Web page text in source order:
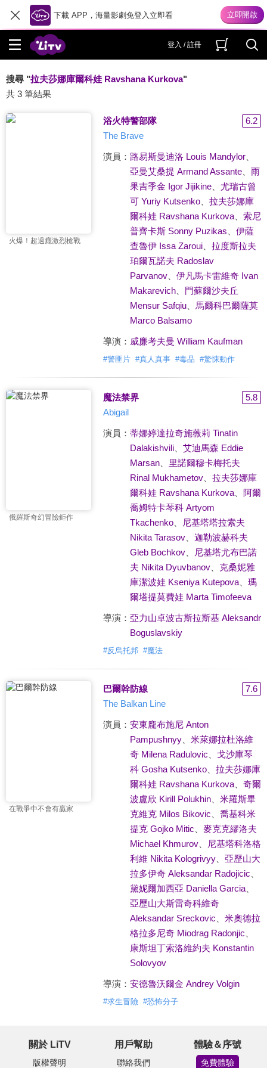
下載 APP，海量影劇免登入立即看
登入 / 註冊
搜尋 "拉夫莎娜庫爾科娃 Ravshana Kurkova"
共 3 筆結果
火爆！超過癮激烈槍戰
浴火特警部隊
6.2
The Brave
演員： 路易斯曼迪洛 Louis Mandylor、
亞曼艾桑提 Armand Assante、 雨
果吉季金 Igor Jijikine、 尤瑞古曾
可 Yuriy Kutsenko、 拉夫莎娜庫
爾科娃 Ravshana Kurkova、 索尼
普齊卡斯 Sonny Puzikas
伊薩
查魯伊 Issa Zaroui、 拉度斯拉夫
珀爾瓦諾夫 Radoslav
Parvanov、 伊凡馬卡雷維奇 Ivan
Makarevich、 門蘇爾沙夫丘
Mensur Safqiu、 馬爾科巴爾薩莫
Marco Balsamo
導演： 威廉考夫曼 William Kaufman
#警匪片 #真人真事 #毒品 #驚悚動作
俄羅斯奇幻冒險鉅作
魔法禁界
5.8
Abigail
演員： 蒂娜婷達拉奇施薇莉 Tinatin
Dalakishvili、 艾迪馬森 Eddie
Marsan、 里諾爾穆卡梅托夫
Rinal Mukhametov、 拉夫莎娜庫
爾科娃 Ravshana Kurkova、 阿爾
喬姆特卡琴科 Artyom
Tkachenko、
尼基塔塔拉索夫
Nikita Tarasov、 迦勒波赫科夫
Gleb Bochkov、
尼基塔尤布巴諾
夫 Nikita Dyuvbanov、 克桑妮雅
庫潔波娃 Kseniya Kutepova、 瑪
爾塔提莫費娃 Marta Timofeeva
導演： 亞力山卓波古斯拉斯基 Aleksandr
Boguslavskiy
#反烏托邦 #魔法
在戰爭中不會有贏家
巴爾幹防線
7.6
The Balkan Line
演員： 安東龐布施尼 Anton
Pampushnyy、 米萊娜拉杜洛維
奇 Milena Radulovic
戈沙庫琴
科 Gosha Kutsenko、 拉夫莎娜庫
爾科娃 Ravshana Kurkova、 奇爾
波盧欣 Kirill Polukhin、 米羅斯畢
克維克 Milos Bikovic
喬基科米
提克 Gojko Mitic
麥克克繆洛夫
Michael Khmurov、
尼基塔科洛格
利維 Nikita Kologrivyy、 亞歷山大
拉多伊奇 Aleksandar Radojicic
黛妮爾加西亞 Daniella Garcia、
亞歷山大斯雷奇科維奇
Aleksandar Sreckovic
米奧德拉
格拉多尼奇 Miodrag Radonjic
康斯坦丁索洛維約夫 Konstantin
Solovyov
導演： 安德魯沃爾金 Andrey Volgin
#求生冒險 #恐怖分子
關於 LiTV
版權聲明
用戶幫助
聯絡我們
體驗＆序號
免費體驗